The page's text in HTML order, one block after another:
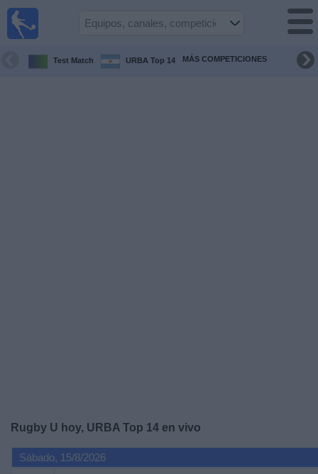
Test Match URBA Top 14 MÁS COMPETICIONES
Rugby U hoy, URBA Top 14 en vivo
Sábado, 15/8/2026
Guía de